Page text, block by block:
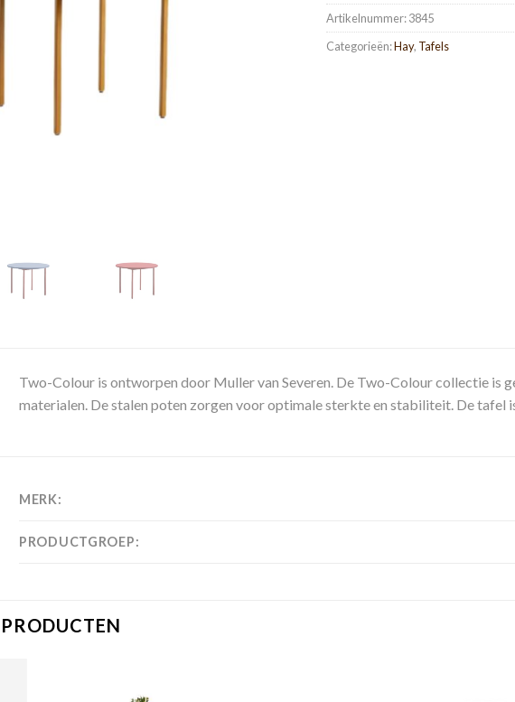
Artikelnummer:3845
Categorieën:Hay, Tafels
Two-Colour is ontworpen door Muller van Severen. De Two-Colour collectie is
materialen. De stalen poten zorgen voor optimale sterkte en stabiliteit. De tafel
MERK:
PRODUCTGROEP: